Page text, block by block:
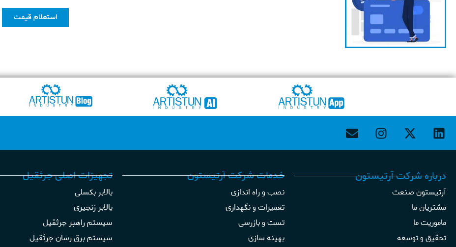
استعلام قیمت
درباره شرکت آرتیستون
آرتیستون صنعت
مشتریان ما
ماموریت ما
تحقیق و توسعه
خدمات شرکت آرتیستون
نصب و راه اندازی
تعمیرات و نگهداری
تست و بازرسی
بهینه سازی
تجهیزات اصلی جرثقیل
بالابر بکسلی
بالابر زنجیری
سیستم راهبر جرثقیل
سیستم برق رسان جرثقیل